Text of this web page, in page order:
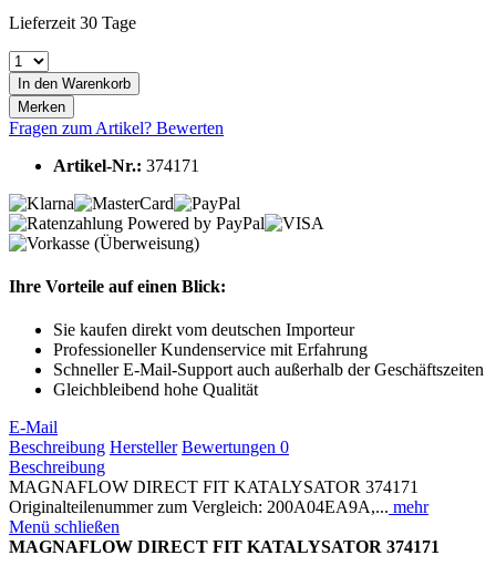
Lieferzeit 30 Tage
In den Warenkorb
Merken
Fragen zum Artikel? Bewerten
Artikel-Nr.: 374171
Ihre Vorteile auf einen Blick:
Sie kaufen direkt vom deutschen Importeur
Professioneller Kundenservice mit Erfahrung
Schneller E-Mail-Support auch außerhalb der Geschäftszeiten
Gleichbleibend hohe Qualität
E-Mail
Beschreibung Hersteller Bewertungen 0
Beschreibung
MAGNAFLOW DIRECT FIT KATALYSATOR 374171
Originalteilenummer zum Vergleich: 200A04EA9A,... mehr
Menü schließen
MAGNAFLOW DIRECT FIT KATALYSATOR 374171